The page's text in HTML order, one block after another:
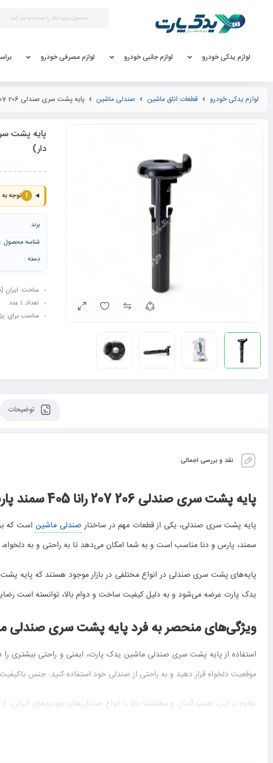
لوازم یدکی خودرو لوازم جانبی خودرو لوازم مصرفی خودرو
لوازم یدکی خودرو قطعات اتاق ماشین صندلی ماشین پایه پشت سری صندلی 206 207 رانا 405 سمند پارس دنا ایساکو (ضامن دار)
دار)
! توجه
برند:
شناسه محصول :
دسته :
ساخت: ایران
تعداد: 1 عدد
مناسب برای: پژو 405 ، پارس ، 206 , 207 , سمند ,
توضیحات
نقد و بررسی اجمالی
پایه پشت سری صندلی 206 207 رانا 405 سمند پارس دنا ضامن دار؛ محصولی از یدک پارت
پایه پشت سری صندلی، یکی از قطعات مهم در ساختار صندلی ماشین
سمند، پارس و دنا مناسب است و به شما امکان می‌دهد تا به راحتی و به
پایه‌های پشت سری صندلی در انواع مختلفی در بازار موجود هستند که پایه پشت
یدک پارت عرضه می‌شود و به دلیل کیفیت ساخت و دوام بالا، توانسته است
ویژگی‌های منحصر به فرد پایه پشت سری صندلی
استفاده از پایه پشت سری صندلی ماشین یدک پارت، ایمنی و راحتی بیشتری
موقعیت دلخواه قرار دهید و به راحتی از صندلی خود استفاده کنید. جنس
علاوه بر این، نصب آسان و مطابقت بالا با انواع صندلی‌های خودروهای